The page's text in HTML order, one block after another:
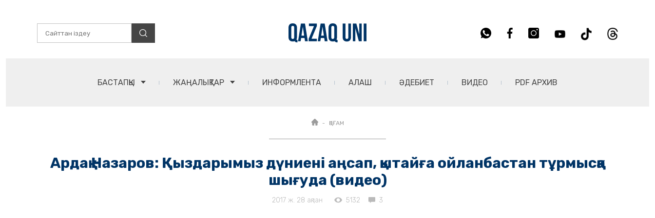
БАСТАПҚЫ ЖАҢАЛЫҚТАР ИНФОРМЛЕНТА АЛАШ ӘДЕБИЕТ ВИДЕО PDF АРХИВ
ҚОҒАМ
Ардақ Назаров: Қыздарымыз дүниені аңсап, қытайға ойланбастан тұрмысқа
шығуда (видео)
2017 ж. 28 ақпан 5132 3